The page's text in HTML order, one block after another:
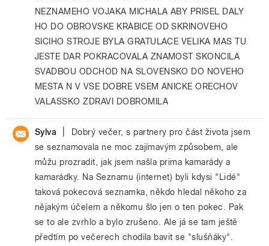
NEZNAMEHO VOJAKA MICHALA ABY PRISEL DALY
HO DO OBROVSKE KRABICE OD SKRINOVEHO
SICIHO STROJE BYLA GRATULACE VELIKA MAS TU
JESTE DAR POKRACOVALA ZNAMOST SKONCILA
SVADBOU ODCHOD NA SLOVENSKO DO NOVEHO
MESTA N V VSE DOBRE VSEM ANICKE ORECHOV
VALASSKO ZDRAVI DOBROMILA
Sylva
Dobrý večer, s partnery pro část života jsem
se seznamovala ne moc zajímavým způsobem, ale
můžu prozradit, jak jsem našla prima kamarády a
kamarádky. Na Seznamu (internet) byli kdysi "Lidé"
taková pokecová seznamka, někdo hledal někoho za
nějakým účelem a někomu šlo jen o ten pokec. Pak
se to ale zvrhlo a bylo zrušeno. Ale já se tam ještě
předtím po večerech chodila bavit se "slušňáky".